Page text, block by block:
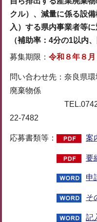
クル）、減量に係る設
入）する県内事業者等
（補助率：4分の1以内
募集期限： 令和８年８
問い合わせ先：奈良県
廃棄物係
TEL.0742-27-
22-7482
応募書類等： 案
要
申
そ
記